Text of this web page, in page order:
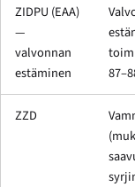
ZIDPU (EAA)
—
valvonnan
estäminen
ZZD